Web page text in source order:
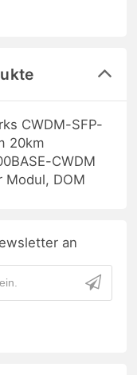
CWDM-SFP-
20km
CWDM
Modul, DOM
an